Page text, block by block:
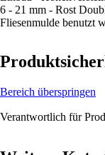
6 - 21 mm - Rost
Fliesenmulde benutzt
Bereich überspringen
Verantwortlich für